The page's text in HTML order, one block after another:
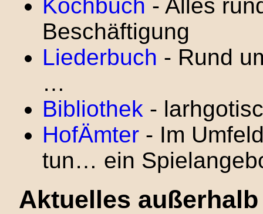
Kochbuch - Alles
Beschäftigung
Liederbuch - Rund
…
Bibliothek -
HofÄmter - Im
tun… ein
Aktuelles